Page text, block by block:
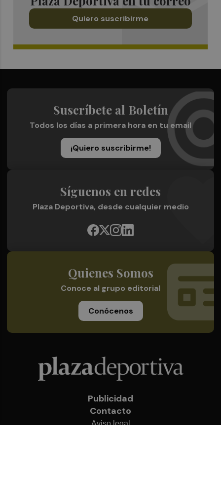
Quiero suscribirme
Suscríbete al Boletín
Todos los días a primera hora en tu email
¡Quiero suscribirme!
Síguenos en redes
Plaza Deportiva, desde cualquier medio
Quienes Somos
Conoce al grupo editorial
Conócenos
Publicidad
Contacto
Aviso legal